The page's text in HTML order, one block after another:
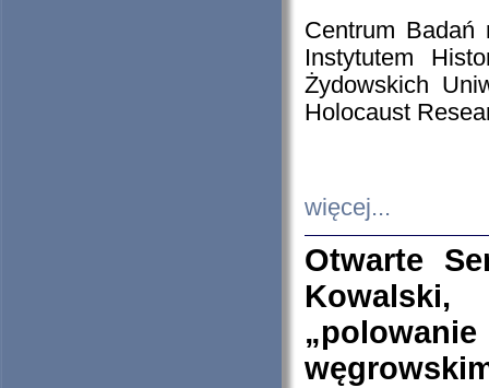
Centrum Badań
Instytutem
Żydowskich
Holocaust
więcej...
Otwarte